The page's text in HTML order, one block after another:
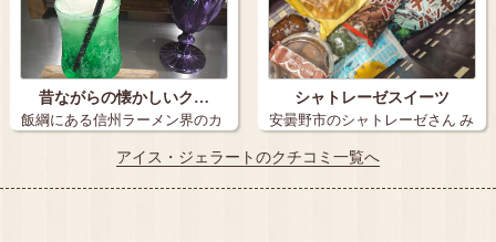
昔ながらの懐かしいク…
飯綱にある信州ラーメン界のカ
リスマ塚田兼…
シャトレーゼスイーツ
安曇野市のシャトレーゼさん み
たらし団…
アイス・ジェラートのクチコミ一覧へ